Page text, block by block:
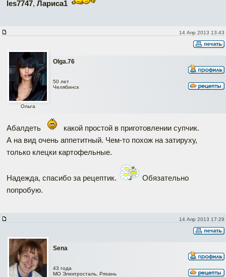
les7747, Лариса1
14 Апр 2013 13:43
Olga.76
Ольга
50 лет
Челябинск
Абалдеть
какой простой в приготовлении супчик.
А на вид очень аппетитный. Чем-то похож на затируху,
только клецки картофельные.
Надежда, спасибо за рецептик.
Обязательно
попробую.
14 Апр 2013 17:29
Sena
43 года
МО Электросталь, Рязань